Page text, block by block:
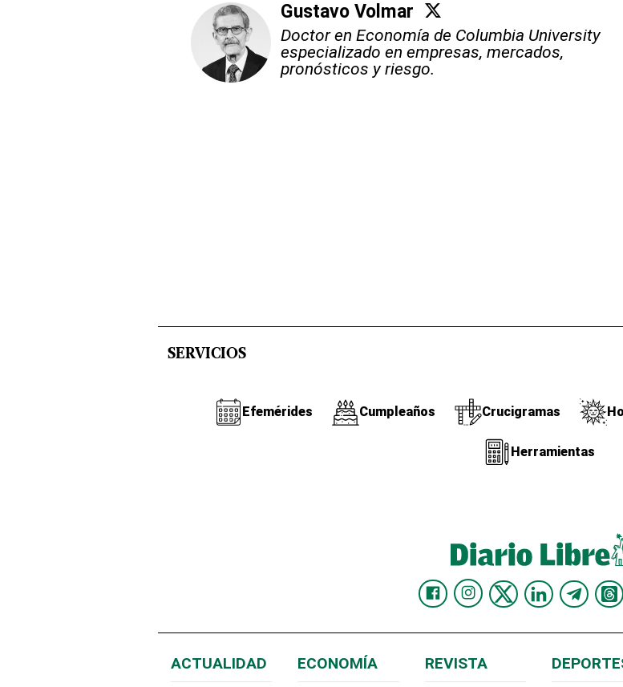
Gustavo Volmar
Doctor en Economía de Columbia University
especializado en empresas, mercados,
pronósticos y riesgo.
SERVICIOS
Efemérides Cumpleaños Crucigramas
Herramientas
ACTUALIDAD ECONOMÍA REVISTA